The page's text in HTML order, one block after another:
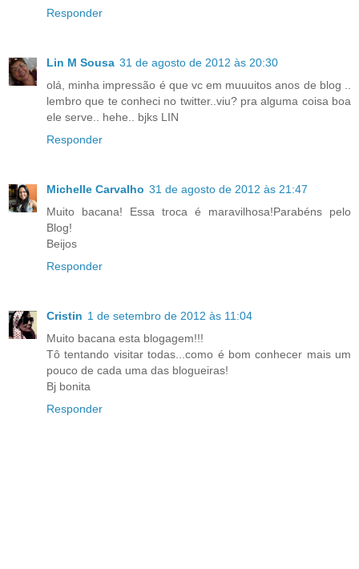
Responder
Lin M Sousa 31 de agosto de 2012 às 20:30
olá, minha impressão é que vc em muuuitos anos de blog ..
lembro que te conheci no twitter..viu? pra alguma coisa boa
ele serve.. hehe.. bjks LIN
Responder
Michelle Carvalho 31 de agosto de 2012 às 21:47
Muito bacana! Essa troca é maravilhosa!Parabéns pelo
Blog!
Beijos
Responder
Cristin 1 de setembro de 2012 às 11:04
Muito bacana esta blogagem!!!
Tô tentando visitar todas...como é bom conhecer mais um
pouco de cada uma das blogueiras!
Bj bonita
Responder